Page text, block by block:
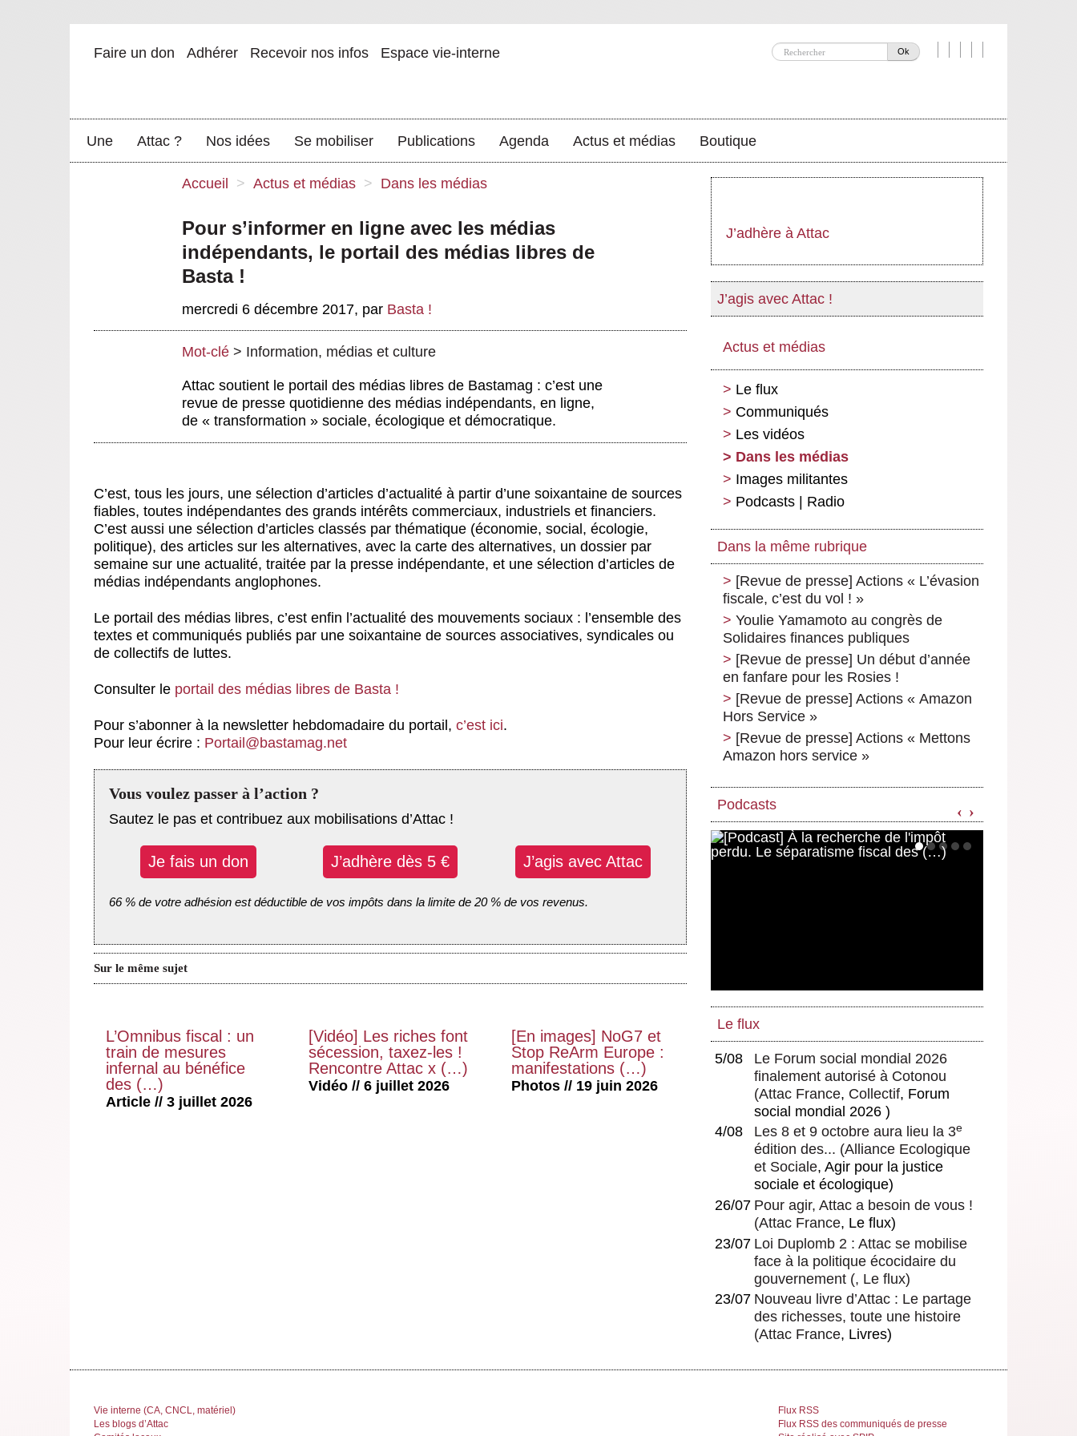
Ok
Faire un don Adhérer Recevoir nos infos Espace vie-interne
Une Attac ? Nos idées Se mobiliser Publications Agenda Actus et médias Boutique
Accueil > Actus et médias > Dans les médias
Pour s’informer en ligne avec les médias
indépendants, le portail des médias libres de
Basta !
mercredi 6 décembre 2017, par Basta !
Mot-clé > Information, médias et culture
Attac soutient le portail des médias libres de Bastamag : c’est une
revue de presse quotidienne des médias indépendants, en ligne,
de « transformation » sociale, écologique et démocratique.
C’est, tous les jours, une sélection d’articles d’actualité à partir d’une soixantaine de sources
fiables, toutes indépendantes des grands intérêts commerciaux, industriels et financiers.
C’est aussi une sélection d’articles classés par thématique (économie, social, écologie,
politique), des articles sur les alternatives, avec la carte des alternatives, un dossier par
semaine sur une actualité, traitée par la presse indépendante, et une sélection d’articles de
médias indépendants anglophones.
Le portail des médias libres, c’est enfin l’actualité des mouvements sociaux : l’ensemble des
textes et communiqués publiés par une soixantaine de sources associatives, syndicales ou
de collectifs de luttes.
Consulter le portail des médias libres de Basta !
Pour s’abonner à la newsletter hebdomadaire du portail, c’est ici.
Pour leur écrire : Portail@bastamag.net
Vous voulez passer à l’action ?
Sautez le pas et contribuez aux mobilisations d’Attac !
Je fais un don J’adhère dès 5 € J’agis avec Attac
66 % de votre adhésion est déductible de vos impôts dans la limite de 20 % de vos revenus.
Sur le même sujet
L’Omnibus fiscal : un
train de mesures
infernal au bénéfice
des (…)
Article // 3 juillet 2026
[Vidéo] Les riches font
sécession, taxez-les !
Rencontre Attac x (…)
Vidéo // 6 juillet 2026
[En images] NoG7 et
Stop ReArm Europe :
manifestations (…)
Photos // 19 juin 2026
J’adhère à Attac
J’agis avec Attac !
Actus et médias
Le flux
Communiqués
Les vidéos
Dans les médias
Images militantes
Podcasts | Radio
Dans la même rubrique
[Revue de presse] Actions « L’évasion
fiscale, c’est du vol ! »
Youlie Yamamoto au congrès de
Solidaires finances publiques
[Revue de presse] Un début d’année
en fanfare pour les Rosies !
[Revue de presse] Actions « Amazon
Hors Service »
[Revue de presse] Actions « Mettons
Amazon hors service »
Podcasts ‹ ›
Le flux
5/08
Le Forum social mondial 2026
finalement autorisé à Cotonou
(Attac France, Collectif, Forum
social mondial 2026 )
4/08
Les 8 et 9 octobre aura lieu la 3e
édition des... (Alliance Ecologique
et Sociale, Agir pour la justice
sociale et écologique)
26/07 Pour agir, Attac a besoin de vous !
(Attac France, Le flux)
23/07 Loi Duplomb 2 : Attac se mobilise
face à la politique écocidaire du
gouvernement (, Le flux)
23/07 Nouveau livre d’Attac : Le partage
des richesses, toute une histoire
(Attac France, Livres)
Vie interne (CA, CNCL, matériel)
Les blogs d’Attac
Flux RSS
Flux RSS des communiqués de presse